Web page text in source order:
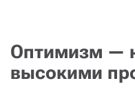
Оптимизм —
высокими